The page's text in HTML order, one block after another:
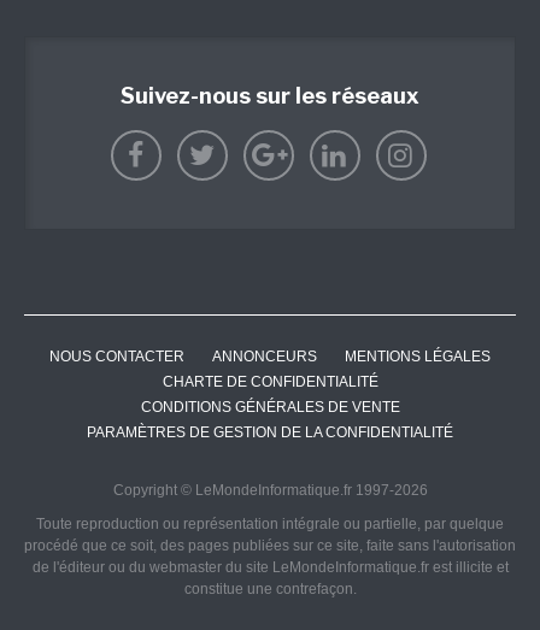
Suivez-nous sur les réseaux
NOUS CONTACTER ANNONCEURS
MENTIONS LÉGALES
CHARTE DE CONFIDENTIALITÉ
CONDITIONS GÉNÉRALES DE VENTE
PARAMÈTRES DE GESTION DE LA CONFIDENTIALITÉ
Copyright © LeMondeInformatique.fr 1997-2026
Toute reproduction ou représentation intégrale ou partielle, par quelque
procédé que ce soit, des pages publiées sur ce site, faite sans l'autorisation
de l'éditeur ou du webmaster du site LeMondeInformatique.fr est illicite et
constitue une contrefaçon.